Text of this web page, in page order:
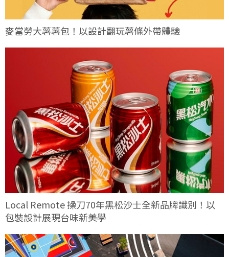
麥當勞大薯薯包！以設計翻玩薯條外帶體驗
Local Remote 操刀70年黑松沙士全新品牌識別！以
包裝設計展現台味新美學